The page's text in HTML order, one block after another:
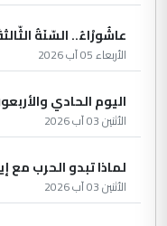
عاشُورْاءُ.. السّنَةُ
الأربعاء 05 آب 2026
اليوم الحادي
الأثنين 03 آب 2026
لماذا تبدو الحرب
الأثنين 03 آب 2026